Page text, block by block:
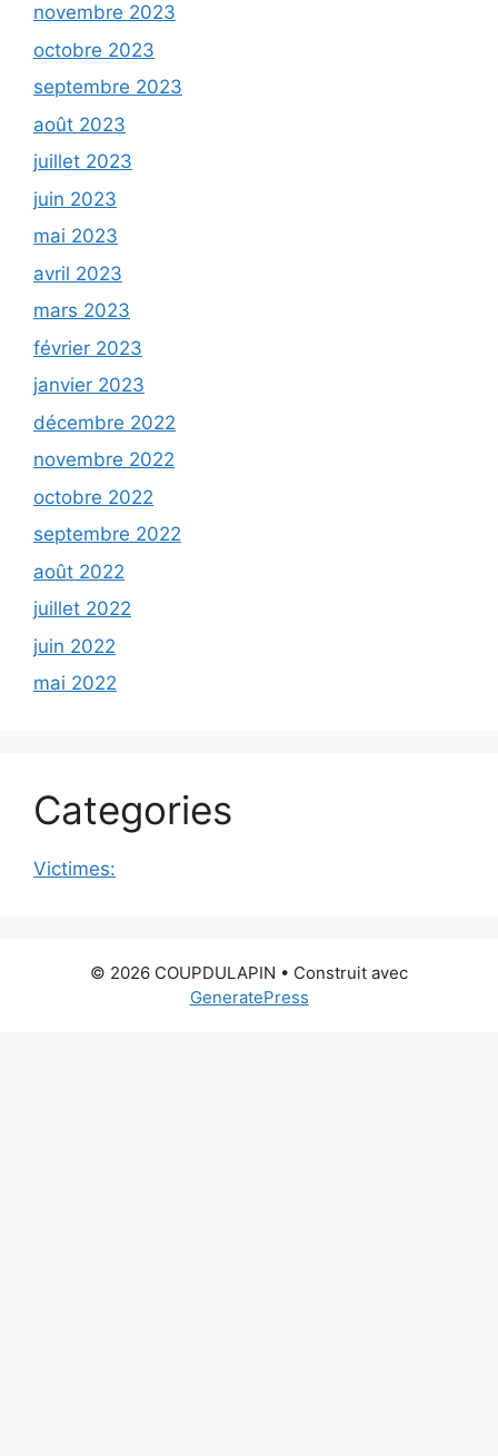
novembre 2023
octobre 2023
septembre 2023
août 2023
juillet 2023
juin 2023
mai 2023
avril 2023
mars 2023
février 2023
janvier 2023
décembre 2022
novembre 2022
octobre 2022
septembre 2022
août 2022
juillet 2022
juin 2022
mai 2022
Categories
Victimes:
© 2026 COUPDULAPIN • Construit avec
GeneratePress